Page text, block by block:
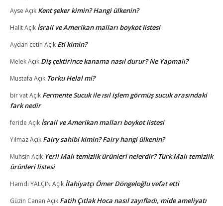
Ayse Açık Kent şeker kimin? Hangi ülkenin?
HalitAçık İsrail ve Amerikan malları boykot listesi
Aydan cetin Açık Eti kimin?
MelekAçık Diş çektirince kanama nasıl durur? Ne Yapmalı?
Mustafa Açık Torku Helal mi?
bir vatAçık Fermente Sucuk ile ısıl işlem görmüş sucuk arasındaki
fark nedir
feride Açık İsrail ve Amerikan malları boykot listesi
YılmazAçık Fairy sahibi kimin? Fairy hangi ülkenin?
Muhsin Açık Yerli Malı temizlik ürünleri nelerdir? Türk Malı temizlik
ürünleri listesi
Hamdi YALÇIN Açık İlahiyatçı Ömer Döngeloğlu vefat etti
Güzin Canan Açık Fatih Çıtlak Hoca nasıl zayıfladı, mide ameliyatı